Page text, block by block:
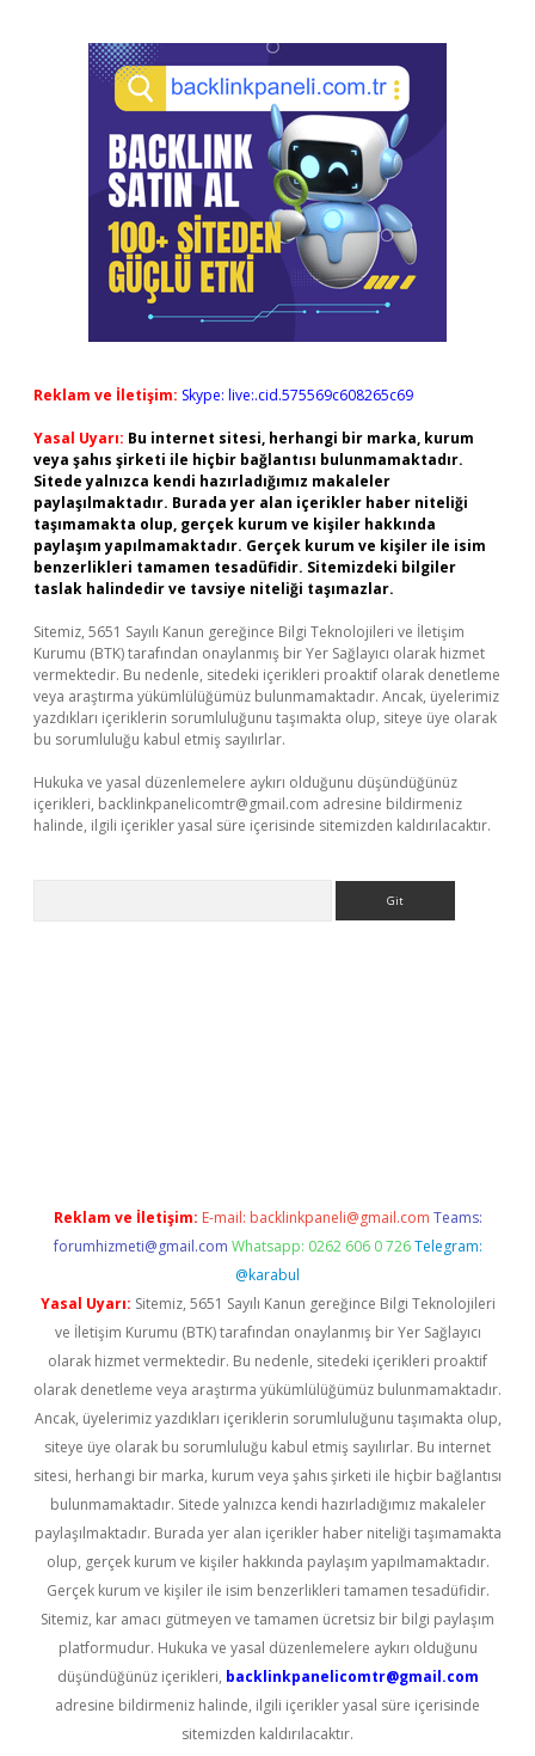
Reklam ve İletişim: Skype: live:.cid.575569c608265c69
Yasal Uyarı: Bu internet sitesi, herhangi bir marka, kurum
veya şahıs şirketi ile hiçbir bağlantısı bulunmamaktadır.
Sitede yalnızca kendi hazırladığımız makaleler
paylaşılmaktadır. Burada yer alan içerikler haber niteliği
taşımamakta olup, gerçek kurum ve kişiler hakkında
paylaşım yapılmamaktadır. Gerçek kurum ve kişiler ile isim
benzerlikleri tamamen tesadüfidir. Sitemizdeki bilgiler
taslak halindedir ve tavsiye niteliği taşımazlar.
Sitemiz, 5651 Sayılı Kanun gereğince Bilgi Teknolojileri ve İletişim
Kurumu (BTK) tarafından onaylanmış bir Yer Sağlayıcı olarak hizmet
vermektedir. Bu nedenle, sitedeki içerikleri proaktif olarak denetleme
veya araştırma yükümlülüğümüz bulunmamaktadır. Ancak, üyelerimiz
yazdıkları içeriklerin sorumluluğunu taşımakta olup, siteye üye olarak
bu sorumluluğu kabul etmiş sayılırlar.
Hukuka ve yasal düzenlemelere aykırı olduğunu düşündüğünüz
içerikleri, backlinkpanelicomtr@gmail.com adresine bildirmeniz
halinde, ilgili içerikler yasal süre içerisinde sitemizden kaldırılacaktır.
Reklam ve İletişim: E-mail: backlinkpaneli@gmail.com Teams:
forumhizmeti@gmail.com Whatsapp: 0262 606 0 726 Telegram:
@karabul
Yasal Uyarı: Sitemiz, 5651 Sayılı Kanun gereğince Bilgi Teknolojileri
ve İletişim Kurumu (BTK) tarafından onaylanmış bir Yer Sağlayıcı
olarak hizmet vermektedir. Bu nedenle, sitedeki içerikleri proaktif
olarak denetleme veya araştırma yükümlülüğümüz bulunmamaktadır.
Ancak, üyelerimiz yazdıkları içeriklerin sorumluluğunu taşımakta olup,
siteye üye olarak bu sorumluluğu kabul etmiş sayılırlar. Bu internet
sitesi, herhangi bir marka, kurum veya şahıs şirketi ile hiçbir bağlantısı
bulunmamaktadır. Sitede yalnızca kendi hazırladığımız makaleler
paylaşılmaktadır. Burada yer alan içerikler haber niteliği taşımamakta
olup, gerçek kurum ve kişiler hakkında paylaşım yapılmamaktadır.
Gerçek kurum ve kişiler ile isim benzerlikleri tamamen tesadüfidir.
Sitemiz, kar amacı gütmeyen ve tamamen ücretsiz bir bilgi paylaşım
platformudur. Hukuka ve yasal düzenlemelere aykırı olduğunu
düşündüğünüz içerikleri, backlinkpanelicomtr@gmail.com
adresine bildirmeniz halinde, ilgili içerikler yasal süre içerisinde
sitemizden kaldırılacaktır.